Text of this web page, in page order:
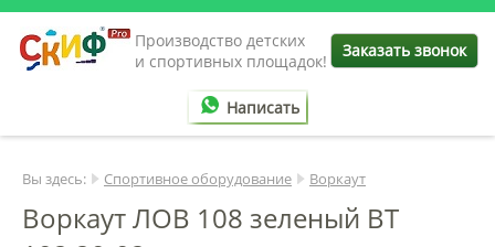
Производство детских
и спортивных площадок!
Заказать звонок
Написать
Вы здесь: Спортивное оборудование Воркаут
Воркаут ЛОВ 108 зеленый ВТ